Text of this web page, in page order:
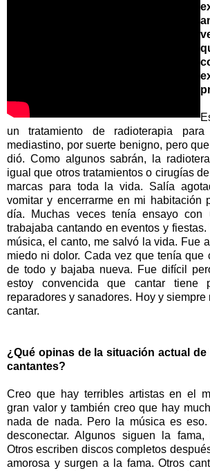
un tratamiento de radioterapia
mediastino, por suerte benigno, pero
dió. Como algunos sabrán, la
igual que otros tratamientos o cirugías
marcas para toda la vida. Salía
vomitar y encerrarme en mi habitación
día. Muchas veces tenía ensayo con
trabajaba cantando en eventos y
música, el canto, me salvó la vida. Fue
miedo ni dolor. Cada vez que tenía que
de todo y bajaba nueva. Fue difícil
estoy convencida que cantar tiene
reparadores y sanadores. Hoy y
cantar.
¿Qué opinas de la situación actual
cantantes?
Creo que hay terribles artistas en el
gran valor y también creo que hay
nada de nada. Pero la música es
desconectar. Algunos siguen la
Otros escriben discos completos
amorosa y surgen a la fama. Otros